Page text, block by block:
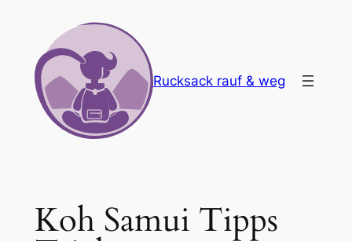
springen
Rucksack rauf & weg
Koh Samui Tipps